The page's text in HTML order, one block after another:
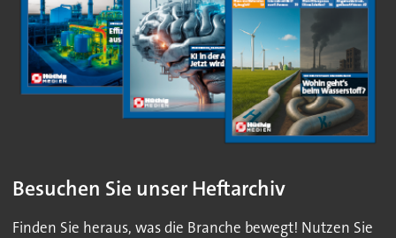
Besuchen Sie unser Heftarchiv
Finden Sie heraus, was die Branche bewegt! Nutzen Sie